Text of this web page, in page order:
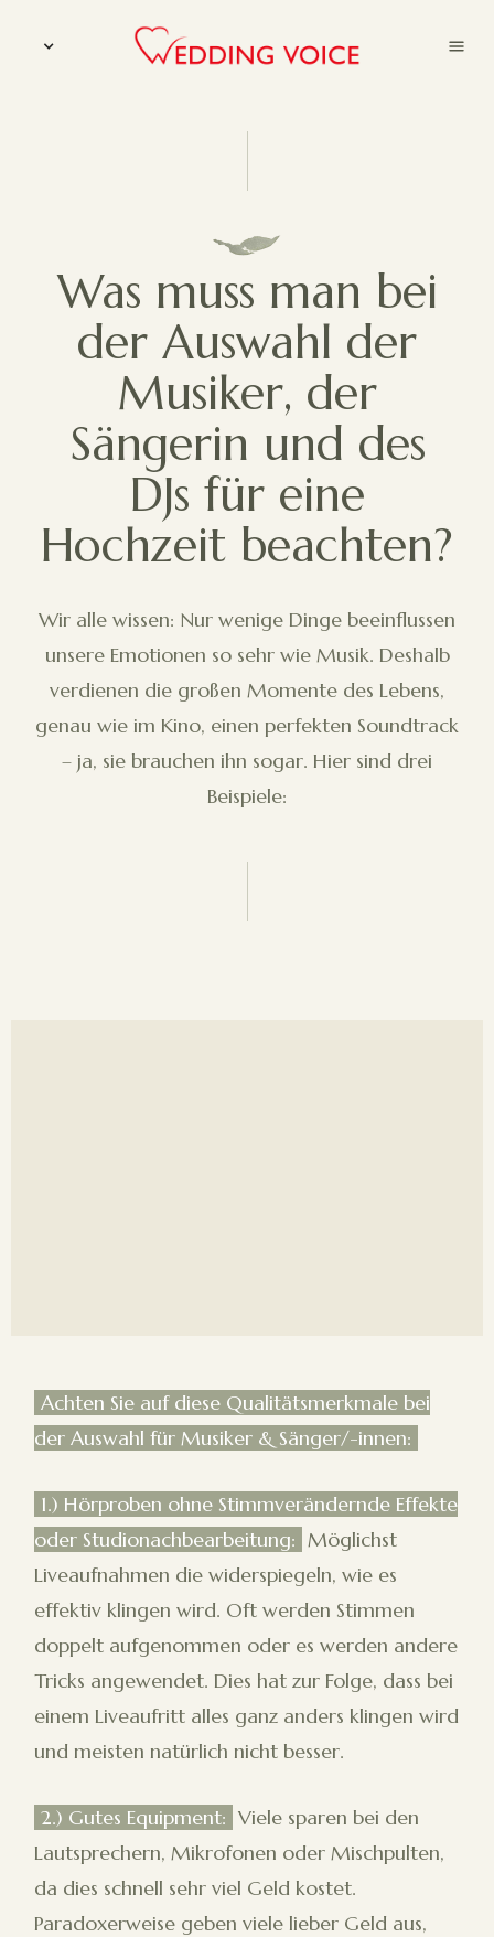
Was muss man bei
der Auswahl der
Musiker, der
Sängerin und des
DJs für eine
Hochzeit beachten?
Wir alle wissen: Nur wenige Dinge beeinflussen
unsere Emotionen so sehr wie Musik. Deshalb
verdienen die großen Momente des Lebens,
genau wie im Kino, einen perfekten Soundtrack
– ja, sie brauchen ihn sogar. Hier sind drei
Beispiele:
Achten Sie auf diese Qualitätsmerkmale bei
der Auswahl für Musiker & Sänger/-innen:
1.) Hörproben ohne Stimmverändernde Effekte
oder Studionachbearbeitung: Möglichst
Liveaufnahmen die widerspiegeln, wie es
effektiv klingen wird. Oft werden Stimmen
doppelt aufgenommen oder es werden andere
Tricks angewendet. Dies hat zur Folge, dass bei
einem Liveaufritt alles ganz anders klingen wird
und meisten natürlich nicht besser.
2.) Gutes Equipment: Viele sparen bei den
Lautsprechern, Mikrofonen oder Mischpulten,
da dies schnell sehr viel Geld kostet.
Paradoxerweise geben viele lieber Geld aus,